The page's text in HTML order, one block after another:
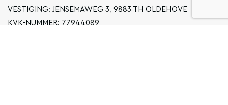
VESTIGING: JENSEMAWEG 3, 9883 TH OLDEHOVE
KVK-NUMMER: 77944089